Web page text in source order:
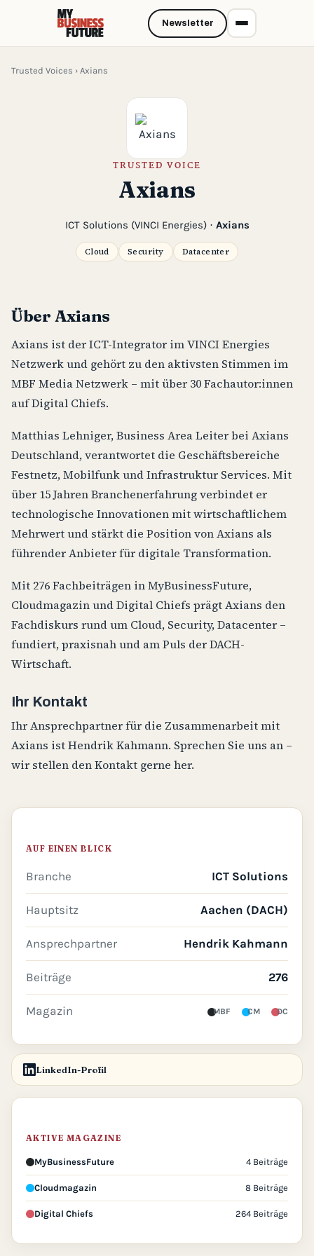
Trusted Voices › Axians
TRUSTED VOICE
Axians
ICT Solutions (VINCI Energies) · Axians
Cloud Security Datacenter
Über Axians
Axians ist der ICT-Integrator im VINCI Energies
Netzwerk und gehört zu den aktivsten Stimmen im
MBF Media Netzwerk – mit über 30 Fachautor:innen
auf Digital Chiefs.
Matthias Lehniger, Business Area Leiter bei Axians
Deutschland, verantwortet die Geschäftsbereiche
Festnetz, Mobilfunk und Infrastruktur Services. Mit
über 15 Jahren Branchenerfahrung verbindet er
technologische Innovationen mit wirtschaftlichem
Mehrwert und stärkt die Position von Axians als
führender Anbieter für digitale Transformation.
Mit 276 Fachbeiträgen in MyBusinessFuture,
Cloudmagazin und Digital Chiefs prägt Axians den
Fachdiskurs rund um Cloud, Security, Datacenter –
fundiert, praxisnah und am Puls der DACH-
Wirtschaft.
Ihr Kontakt
Ihr Ansprechpartner für die Zusammenarbeit mit
Axians ist Hendrik Kahmann. Sprechen Sie uns an –
wir stellen den Kontakt gerne her.
AUF EINEN BLICK
Branche ICT Solutions
Hauptsitz Aachen (DACH)
Ansprechpartner Hendrik Kahmann
Beiträge 276
Magazin MBF CM DC
LinkedIn-Profil
AKTIVE MAGAZINE
MyBusinessFuture 4 Beiträge
Cloudmagazin 8 Beiträge
Digital Chiefs 264 Beiträge
Newsletter